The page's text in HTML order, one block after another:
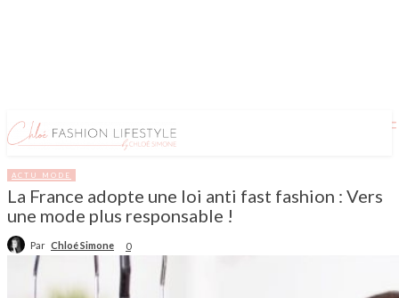
ACTU MODE
La France adopte une loi anti fast fashion : Vers
une mode plus responsable !
Par Chloé Simone 0